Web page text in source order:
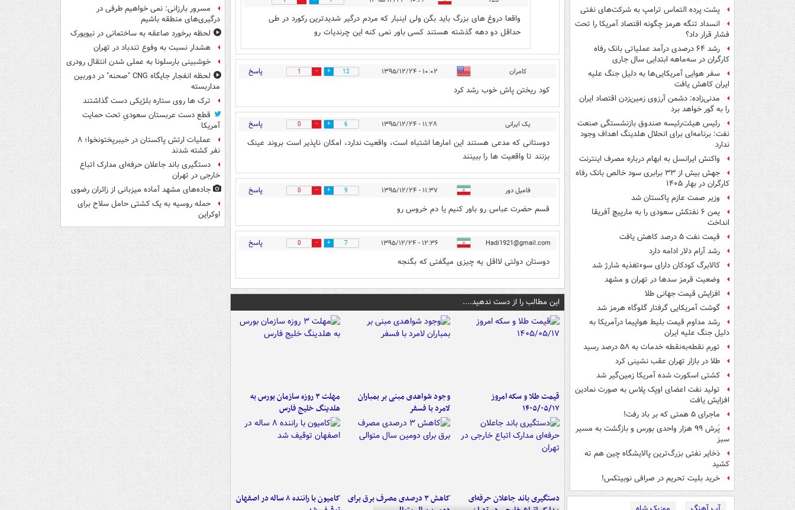
پشت پرده التماس ترامپ به شرکت‌های نفتی
انسداد تنگه هرمز چگونه اقتصاد آمریکا را تحت
فشار قرار داد؟
رشد ۶۴ درصدی درآمد عملیاتی بانک رفاه
کارگران در سه‌ماهه ابتدایی سال جاری
سفر هوایی آمریکایی‌ها به دلیل جنگ علیه
ایران کاهش یافت
مدنی‌زاده: دشمن آرزوی زمین‌زدن اقتصاد ایران
را به گور خواهد برد
رئیس هیئت‌رئیسه صندوق بازنشستگی صنعت
نفت: برنامه‌ای برای انحلال هلدینگ اهداف وجود
ندارد
واکنش ایرانسل به ابهام درباره مصرف اینترنت
جهش بیش از ۳۳ برابری سود خالص بانک رفاه
کارگران در بهار ۱۴۰۵
وزیر صمت عازم پاکستان شد
یمن ۶ نفتکش سعودی را به مارپیچ آفریقا
انداخت
قیمت نفت ۵ درصد کاهش یافت
رشد آرام دلار ادامه دارد
کالابرگ کودکان دارای سوءتغذیه شارژ شد
وضعیت قرمز سدها در تهران و مشهد
افزایش قیمت جهانی طلا
گوشت آمریکایی گرفتار گلوگاه هرمز شد
رشد مداوم قیمت بلیط هواپیما درآمریکا به
دلیل جنگ علیه ایران
تورم نقطه‌به‌نقطه خدمات به ۵۸ درصد رسید
طلا در بازار تهران عقب نشینی کرد
کشتی اسکورت شده آمریکا زمین‌گیر شد
تولید نفت اعضای اوپک پلاس به صورت نمادین
افزایش یافت
ماجرای ۵ همتی که بر باد رفت!
پَرش ۹۹ هزار واحدی بورس و بازگشت به مسیر
سبز
ذخایر نفتی بزرگ‌ترین پالایشگاه چین هم ته
کشید
خرید بلیت تحریم در صرافی نوبیتکس!
واقعا دروغ های بزرگ باید بگن ولی اینبار که مردم درگیر شدیدترین رکورد در طی
حداقل دو دهه گذشته هستند کسی باور نمی کنه این چرندیات رو
کامران ۱۰:۰۲ - ۱۳۹۵/۱۲/۲۴ 12
1 پاسخ
کود ریختن پاش خوب رشد کرد
یک ایرانی ۱۱:۲۸ - ۱۳۹۵/۱۲/۲۴ 6
0 پاسخ
دوستانی که مدعی هستند این امارها اشتباه است، واقعیت ندارد، امکان ناپذیر است بروند عینک
بزنند تا واقعیت ها را ببینند
فامیل دور ۱۱:۳۷ - ۱۳۹۵/۱۲/۲۴ 9
0 پاسخ
قسم حضرت عباس رو باور کنیم یا دم خروس رو
Hadi1921@gmail.com ۱۲:۳۶ - ۱۳۹۵/۱۲/۲۴ 7
0 پاسخ
دوستان دولتی لااقل یه چیزی میگفتی که بگنجه
این مطالب را از دست ندهید....
قیمت طلا و سکه امروز
۱۴۰۵/۰۵/۱۷
وجود شواهدی مبنی بر بمباران
لامرد با فسفر
مهلت ۳ روزه سازمان بورس به
هلدینگ خلیج فارس
دستگیری باند جاعلان حرفه‌ای
کاهش ۳ درصدی مصرف برق برای
کامیون با راننده ۸ ساله در اصفهان
مسرور بارزانی: نمی خواهیم طرفی در
درگیری‌های منطقه باشیم
لحظه برخورد صاعقه به ساختمانی در نیویورک
هشدار نسبت به وفوع تندباد در تهران
خوشبینی بارسلونا به عملی شدن انتقال رودری
لحظه انفجار جایگاه CNG "صحنه" در دوربین
مداربسته
ترک ها روی ستاره بلژیکی دست گذاشتند
قطع دست عربستان سعودیِ تحت حمایت
آمریکا
عملیات ارتش پاکستان در خیبرپختونخوا؛ ۸
نفر کشته شدند
دستگیری باند جاعلان حرفه‌ای مدارک اتباع
خارجی در تهران
جاده‌های مشهد آماده میزبانی از زائران رضوی
حمله روسیه به یک کشتی حامل سلاح برای
اوکراین